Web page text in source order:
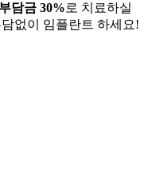
담금 30%로 치료하실
없이 임플란트 하세요!